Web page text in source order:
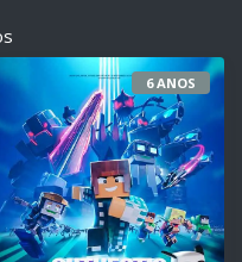
6 ANOS